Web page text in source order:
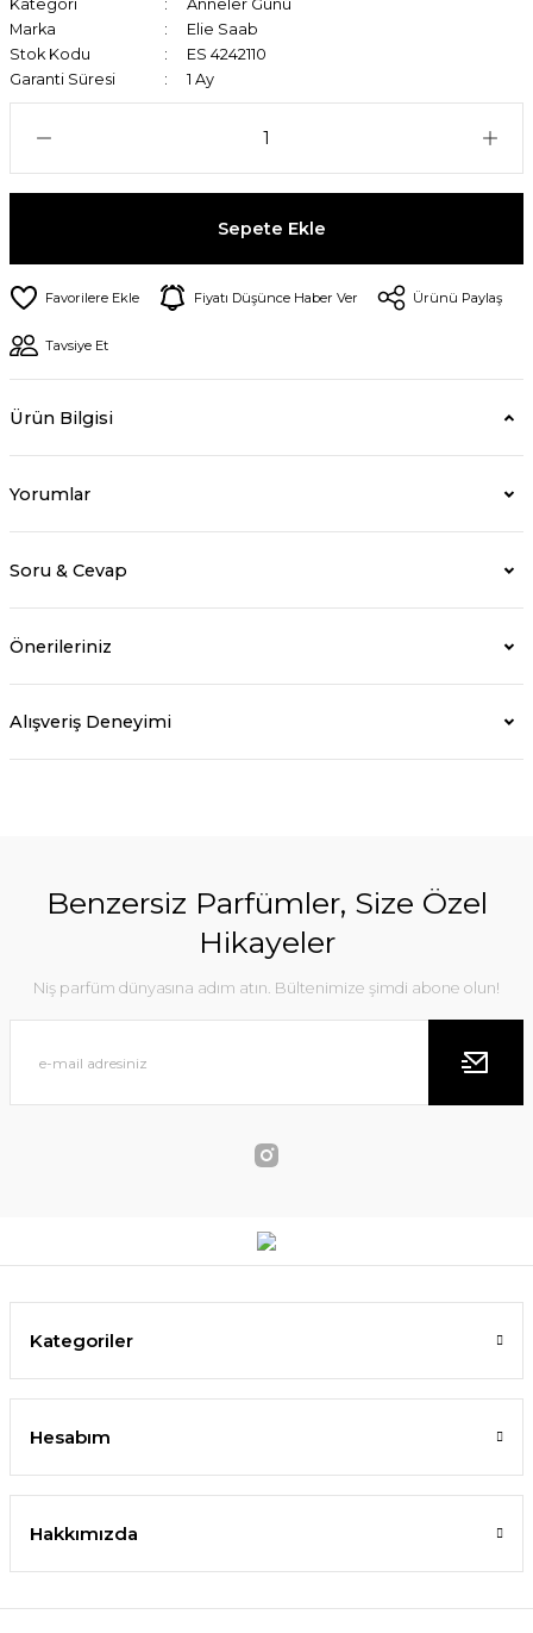
Kategori
Anneler Günü
Marka
Elie Saab
Stok Kodu
ES 4242110
Garanti Süresi
1 Ay
Sepete Ekle
Fiyatı Düşünce Haber Ver Ürünü Paylaş
Tavsiye Et
Ürün Bilgisi
Yorumlar
Soru & Cevap
Önerileriniz
Alışveriş Deneyimi
Benzersiz Parfümler, Size Özel
Hikayeler
Niş parfüm dünyasına adım atın. Bültenimize şimdi abone olun!
Kategoriler
Hesabım
Hakkımızda